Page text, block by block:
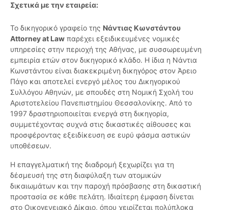
Σχετικά με την εταιρεία:
Το δικηγορικό γραφείο της Νάντιας Κωνστάντου
Attorney at Law παρέχει εξειδικευμένες νομικές
υπηρεσίες στην περιοχή της Αθήνας, με συσσωρευμένη
εμπειρία ετών στον δικηγορικό κλάδο. Η ίδια η Νάντια
Κωνστάντου είναι διακεκριμένη δικηγόρος στον Άρειο
Πάγο και αποτελεί ενεργό μέλος του Δικηγορικού
Συλλόγου Αθηνών, με σπουδές στη Νομική Σχολή του
Αριστοτελείου Πανεπιστημίου Θεσσαλονίκης. Από το
1997 δραστηριοποιείται ενεργά στη δικηγορία,
συμμετέχοντας συχνά στις δικαστικές αίθουσες και
προσφέροντας εξειδίκευση σε ευρύ φάσμα αστικών
υποθέσεων.
Η επαγγελματική της διαδρομή ξεχωρίζει για τη
δέσμευσή της στη διαφύλαξη των ατομικών
δικαιωμάτων και την παροχή πρόσβασης στη δικαστική
προστασία σε κάθε πελάτη. Ιδιαίτερη έμφαση δίνεται
στο Οικογενειακό Δίκαιο, όπου χειρίζεται πολύπλοκα